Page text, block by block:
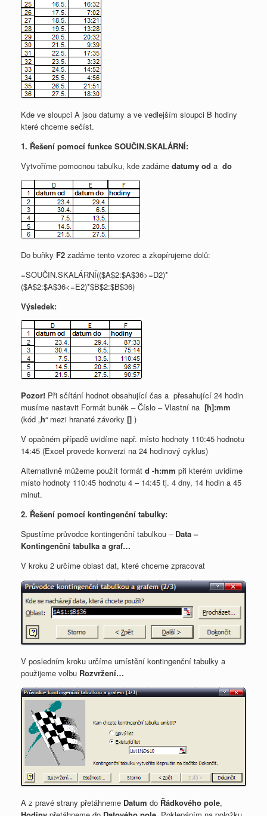
Kde ve sloupci A jsou datumy a ve vedlejším sloupci B hodiny
které chceme sečíst.
1. Řešení pomocí funkce SOUČIN.SKALÁRNÍ:
Vytvoříme pomocnou tabulku, kde zadáme datumy od a do
Do buňky F2 zadáme tento vzorec a zkopírujeme dolů:
=SOUČIN.SKALÁRNÍ(($A$2:$A$36>=D2)*
($A$2:$A$36<=E2)*$B$2:$B$36)
Výsledek:
Pozor! Při sčítání hodnot obsahující čas a přesahující 24 hodin
musíme nastavit Formát buněk – Číslo – Vlastní na [h]:mm
(kód „h“ mezi hranaté závorky [] )
V opačném případě uvidíme např. místo hodnoty 110:45 hodnotu
14:45 (Excel provede konverzi na 24 hodinový cyklus)
Alternativně můžeme použít formát d -h:mm při kterém uvidíme
místo hodnoty 110:45 hodnotu 4 – 14:45 tj. 4 dny, 14 hodin a 45
minut.
2. Řešení pomocí kontingenční tabulky:
Spustíme průvodce kontingenční tabulkou – Data –
Kontingenční tabulka a graf…
V kroku 2 určíme oblast dat, které chceme zpracovat
V posledním kroku určíme umístění kontingenční tabulky a
použijeme volbu Rozvržení…
A z pravé strany přetáhneme Datum do Řádkového pole,